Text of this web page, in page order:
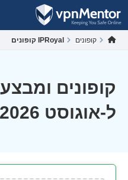
קופונים IPRoyal קופונים
ל-אוגוסט 2026